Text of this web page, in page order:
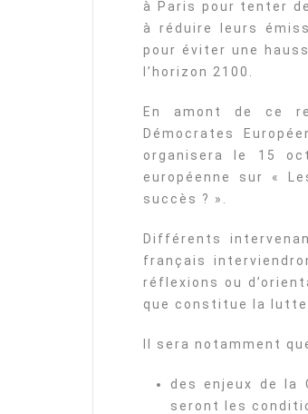
à Paris pour tenter
à réduire leurs
pour éviter une
l’horizon 2100.
En amont de ce
Démocrates
organisera le 15
européenne sur «
succès ? ».
Différents
français
réflexions ou
que constitue la
Il sera notamment
des enjeux de la
seront les